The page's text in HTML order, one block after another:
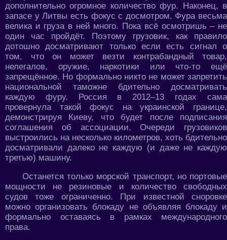
дополнительно огромное количество фур. Наконец, в
запасе у Литвы есть фокус с досмотром. Фура весьма
велика и груза в ней много. Пока всё осмотришь – не
один час пройдёт. Поэтому грузовик, как правило
дотошно досматривают только если есть сигнал о
том, что он может везти контрабандный товар,
нелегалов, оружие, наркотики или что-то ещё
запрещённое. Но формально никто не может запретить
национальной таможне бдительно досматривать
каждую фуру. Россия в 2012–13 годах сама
провернула такой фокус на украинской границе,
демонстрируя Киеву, что будет после подписания
соглашения об ассоциации. Очереди грузовиков
выстроились на несколько километров, хоть бдительно
досматривали далеко не каждую (и даже не каждую
третью) машину.
Останется только морской транспорт, но портовые
мощности не резиновые и количество свободных
судов тоже ограниченно. При известной сноровке
можно организовать блокаду не объявляя блокаду и
формально оставаясь в рамках международного
права.